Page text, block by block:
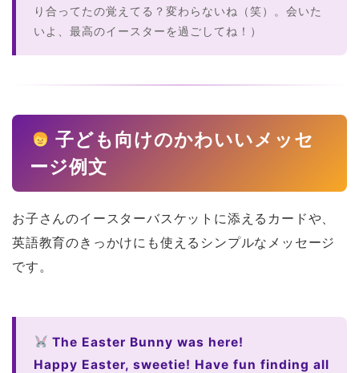
り合ってたの覚えてる？変わらないね（笑）。会いた
いよ、最高のイースターを過ごしてね！）
子ども向けのかわいいメッセ
ージ例文
お子さんのイースターバスケットに添えるカードや、
英語教育のきっかけにも使えるシンプルなメッセージ
です。
The Easter Bunny was here!
Happy Easter, sweetie! Have fun finding all